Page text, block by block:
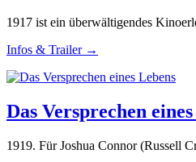
1917 ist ein überwältigendes
Infos & Trailer →
Das Versprechen
1919. Für Joshua Connor (Russell